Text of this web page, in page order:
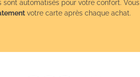
sont automatisés pour votre confort. Vous
votre carte après chaque achat.